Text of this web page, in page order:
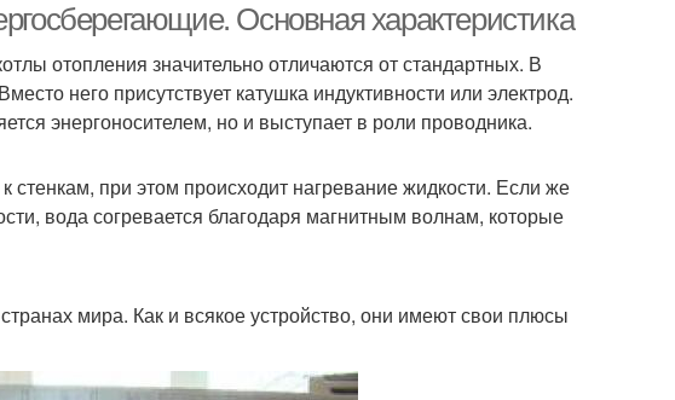
Основная характеристика
отопления значительно отличаются от стандартных. В
него присутствует катушка индуктивности или электрод.
энергоносителем, но и выступает в роли проводника.
стенкам, при этом происходит нагревание жидкости. Если же
вода согревается благодаря магнитным волнам, которые
мира. Как и всякое устройство, они имеют свои плюсы